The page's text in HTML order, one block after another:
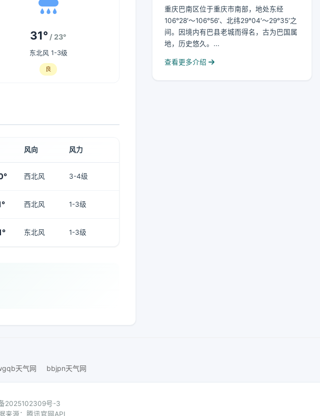
31° / 23°
东北风 1-3级
良
风向 风力
西北风 3-4级
西北风 1-3级
东北风 1-3级
重庆巴南区位于重庆市南部，地处东经
106°28′～106°56′、北纬29°04′～29°35′之
间。因境内有巴县老城而得名，古为巴国属
地，历史悠久。...
查看更多介绍
天气网 bbjpn天气网
2025102309号-3
来源：腾讯官网API